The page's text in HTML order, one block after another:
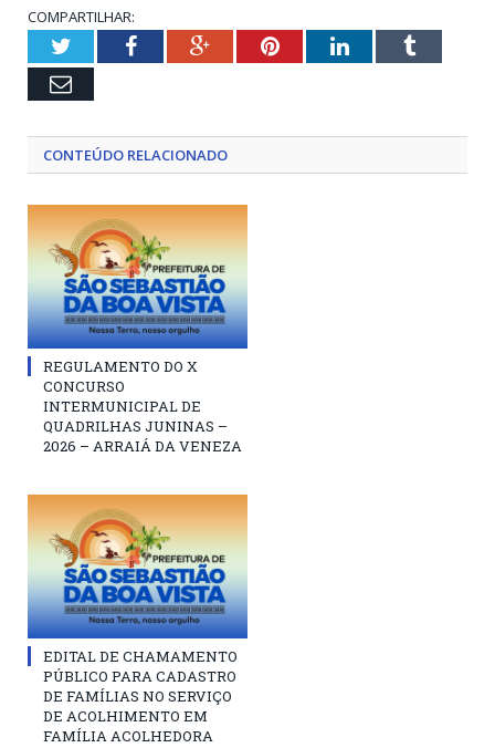
COMPARTILHAR:
TwitterFacebookGoogle+PinterestLinkedInTumblr
Email
CONTEÚDO RELACIONADO
REGULAMENTO DO X
CONCURSO
INTERMUNICIPAL DE
QUADRILHAS JUNINAS –
2026 – ARRAIÁ DA VENEZA
EDITAL DE CHAMAMENTO
PÚBLICO PARA CADASTRO
DE FAMÍLIAS NO SERVIÇO
DE ACOLHIMENTO EM
FAMÍLIA ACOLHEDORA